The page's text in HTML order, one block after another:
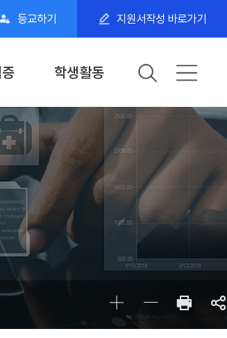
등교하기 지원서작성 바로가기
격증
격증
전공과정
학생활동
갤러리
동아리·스터디
보건행정학과 SNS
BDU 학생 스토리